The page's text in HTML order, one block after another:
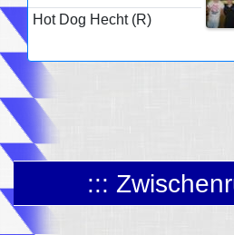
Hot Dog Hecht (R)
:::